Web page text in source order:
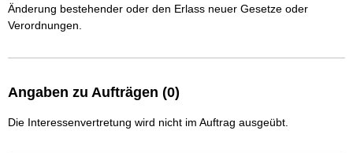
Änderung bestehender oder den Erlass neuer Gesetze oder
Verordnungen.
Angaben zu Aufträgen (0)
Die Interessenvertretung wird nicht im Auftrag ausgeübt.